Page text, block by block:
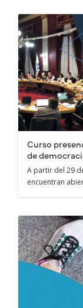
Curso
de
A partir del 29
encuentran